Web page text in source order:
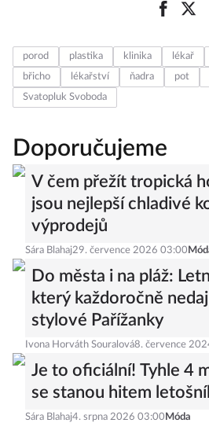
porod plastika klinika lékař
břicho
lékařství ňadra pot
Svatopluk Svoboda
Doporučujeme
V čem přežít tropická
jsou nejlepší chladivé
výprodejů
Sára Blahaj29. července 2026 03:00
Do města i na pláž:
který každoročně
stylové Pařížanky
Ivona Horváth Souralová8. července
Je to oficiální! Tyhle 4
se stanou hitem
Sára Blahaj4. srpna 2026 03:00 Móda